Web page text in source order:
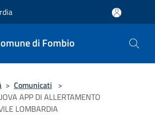
di Fombio
> Comunicati >
APP DI ALLERTAMENTO
LOMBARDIA